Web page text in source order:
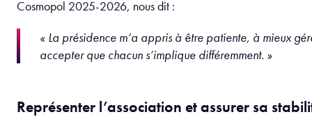
sa place. »
Parce qu’en à peine un an, Déli’Sphère a su s’implanter et
dans notre écosystème. C’est l’asso qui nous réunit autour de
les autres.